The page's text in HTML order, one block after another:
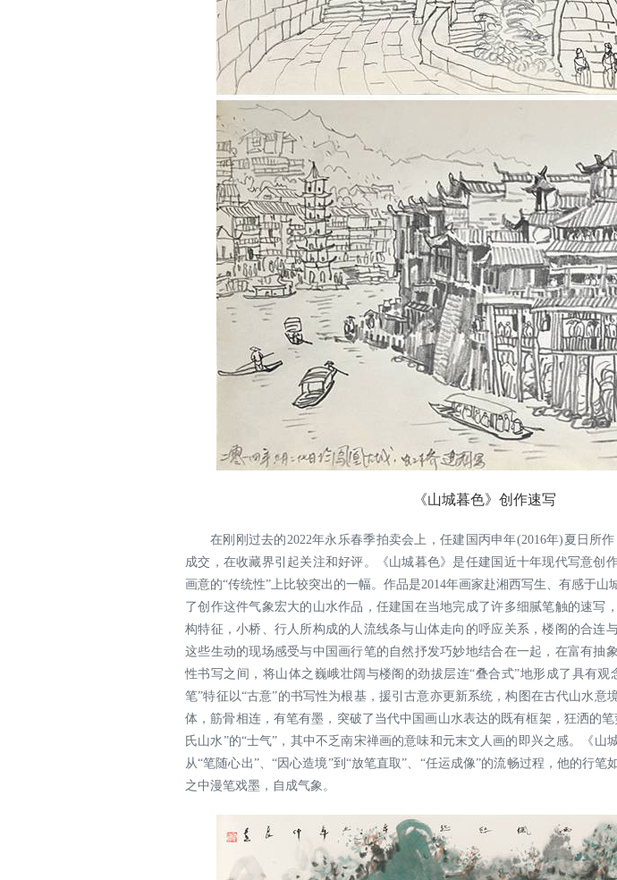
《山城暮色》创作速写
在刚刚过去的2022年永乐春季拍卖会上，任建国丙申年(2016年)夏日所
成交，在收藏界引起关注和好评。《山城暮色》是任建国近十年现代写意创
画意的“传统性”上比较突出的一幅。作品是2014年画家赴湘西写生、有感于山
了创作这件气象宏大的山水作品，任建国在当地完成了许多细腻笔触的速写
构特征，小桥、行人所构成的人流线条与山体走向的呼应关系，楼阁的合连
这些生动的现场感受与中国画行笔的自然抒发巧妙地结合在一起，在富有抽
性书写之间，将山体之巍峨壮阔与楼阁的劲拔层连“叠合式”地形成了具有观
笔”特征以“古意”的书写性为根基，援引古意亦更新系统，构图在古代山水意
体，筋骨相连，有笔有墨，突破了当代中国画山水表达的既有框架，狂洒的
氏山水”的“士气”，其中不乏南宋禅画的意味和元末文人画的即兴之感。《山
从“笔随心出”、“因心造境”到“放笔直取”、“任运成像”的流畅过程，他的行笔
之中漫笔戏墨，自成气象。